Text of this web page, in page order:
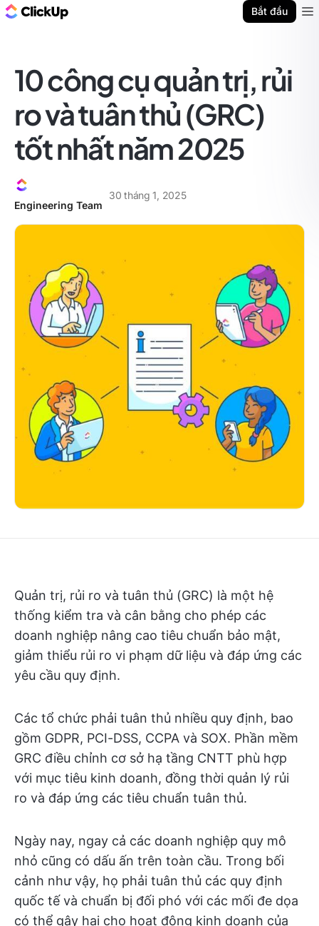
Bắt đầu
10 công cụ quản trị, rủi
ro và tuân thủ (GRC)
tốt nhất năm 2025
Engineering Team
30 tháng 1, 2025
Quản trị, rủi ro và tuân thủ (GRC) là một hệ
thống kiểm tra và cân bằng cho phép các
doanh nghiệp nâng cao tiêu chuẩn bảo mật,
giảm thiểu rủi ro vi phạm dữ liệu và đáp ứng các
yêu cầu quy định.
Các tổ chức phải tuân thủ nhiều quy định, bao
gồm GDPR, PCI-DSS, CCPA và SOX. Phần mềm
GRC điều chỉnh cơ sở hạ tầng CNTT phù hợp
với mục tiêu kinh doanh, đồng thời quản lý rủi
ro và đáp ứng các tiêu chuẩn tuân thủ.
Ngày nay, ngay cả các doanh nghiệp quy mô
nhỏ cũng có dấu ấn trên toàn cầu. Trong bối
cảnh như vậy, họ phải tuân thủ các quy định
quốc tế và chuẩn bị đối phó với các mối đe dọa
có thể gây hại cho hoạt động kinh doanh của